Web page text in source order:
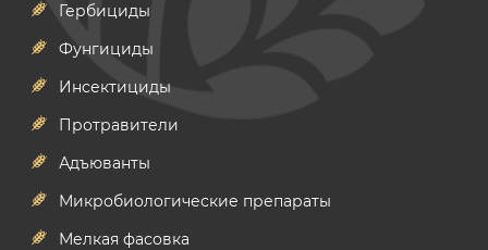
Гербициды
Фунгициды
Инсектициды
Протравители
Адъюванты
Микробиологические препараты
Мелкая фасовка